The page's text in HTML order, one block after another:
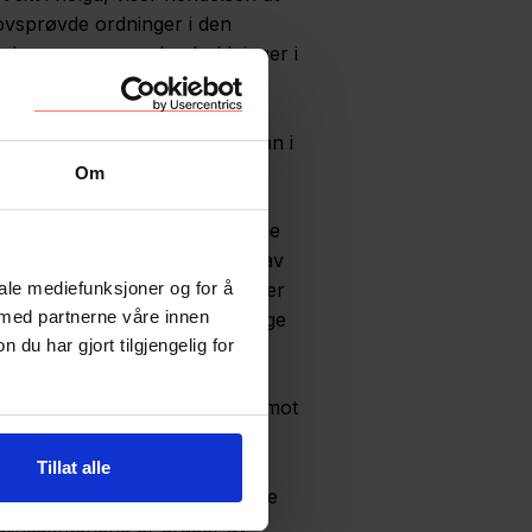
Om
mediefunksjoner og for å
partnerne våre innen
du har gjort tilgjengelig for
Tillat alle
ordninger i den
personer og husholdninger i
utsatte posisjoner. De
offentlig gode som en
luft og eksos, så står man i
å gjøre med den kommunale
løfter denne saken, ikke ut av
få hjelp, men det holder
er uoversiktlig og mange
en generell politikk rettet mot
blitt
boligsektoren er et
i utsatte posisjoner måtte
er grader av